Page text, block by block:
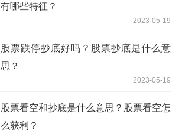
有哪些特征？
2023-05-19
股票跌停抄底好吗？股票抄底是什么意
思？
2023-05-19
股票看空和抄底是什么意思？股票看空怎
么获利？